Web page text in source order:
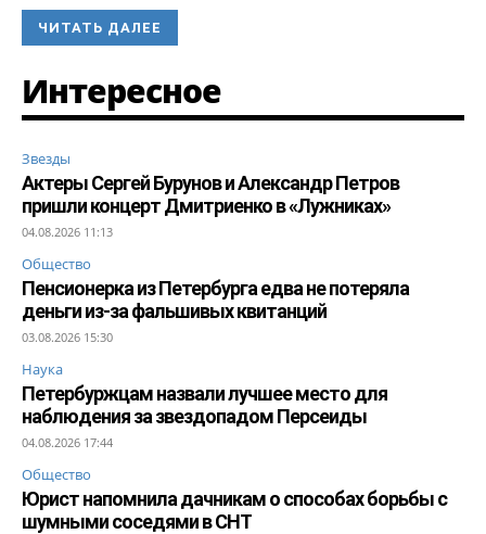
ЧИТАТЬ ДАЛЕЕ
Интересное
Звезды
Актеры Сергей Бурунов и Александр Петров
пришли концерт Дмитриенко в «Лужниках»
04.08.2026 11:13
Общество
Пенсионерка из Петербурга едва не потеряла
деньги из-за фальшивых квитанций
03.08.2026 15:30
Наука
Петербуржцам назвали лучшее место для
наблюдения за звездопадом Персеиды
04.08.2026 17:44
Общество
Юрист напомнила дачникам о способах борьбы с
шумными соседями в СНТ